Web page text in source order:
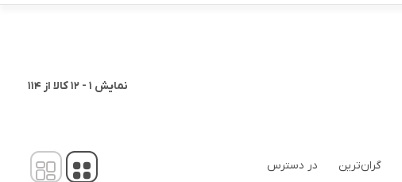
ظرفیت 440 لیتر
نمایش 1
-
12کالا از 114
گران‌ترین در دسترس